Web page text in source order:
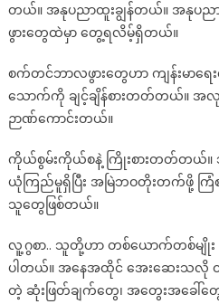
တယ်။ အနုပညာထူးချွန်တယ်။ အနုပည
ဖွားတွေထဲမှာ တွေ့ရလိမ့်ရှိတယ်။
စက်တင်ဘာလဖွားတွေဟာ ကျန်းမာရ
သောက်ကို ချင့်ချိန်စားတတ်တယ်။ အလု
ဉာဏ်ကောင်းတယ်။
ကိုယ်စွမ်းကိုယ်စနဲ့ ကြိုးစားတတ်တ
ယုံကြည်မူရှိပြီး အမြဲဘဝတိုးတက်ဖို့ က
သူတွေဖြစ်တယ်။
လူ့ဂွစာ.. သူတို့ဟာ တစ်ယောက်တစ်မျိုး
ပါတယ်။ အနေအထိုင် အေးဆေးသ
တဲ့ ဆုံးဖြတ်ချက်တွေ၊ အတွေးအခေါ်တွ